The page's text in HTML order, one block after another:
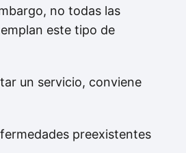
no todas las
este tipo de
un servicio, conviene
preexistentes